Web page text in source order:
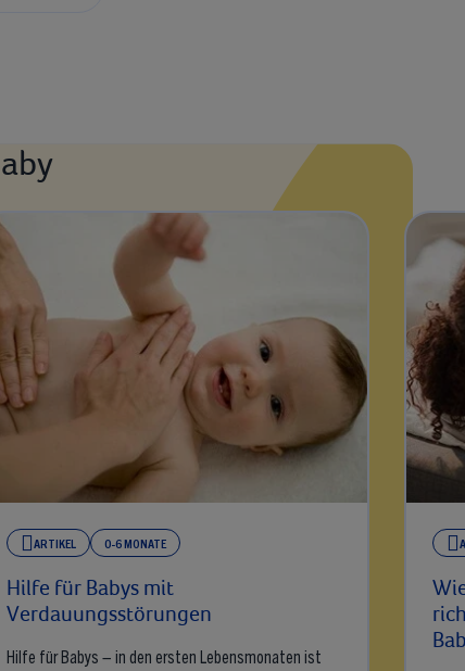
ARTIKEL 0-6 MONATE
Hilfe für Babys mit
Verdauungsstörungen
Hilfe für Babys – in den ersten Lebensmonaten ist